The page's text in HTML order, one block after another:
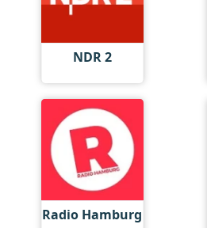
NDR 2
Radio Hamburg